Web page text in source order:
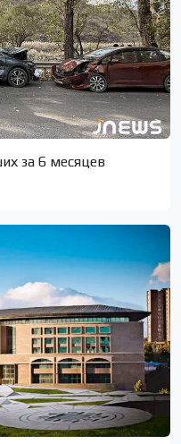
за 6 месяцев